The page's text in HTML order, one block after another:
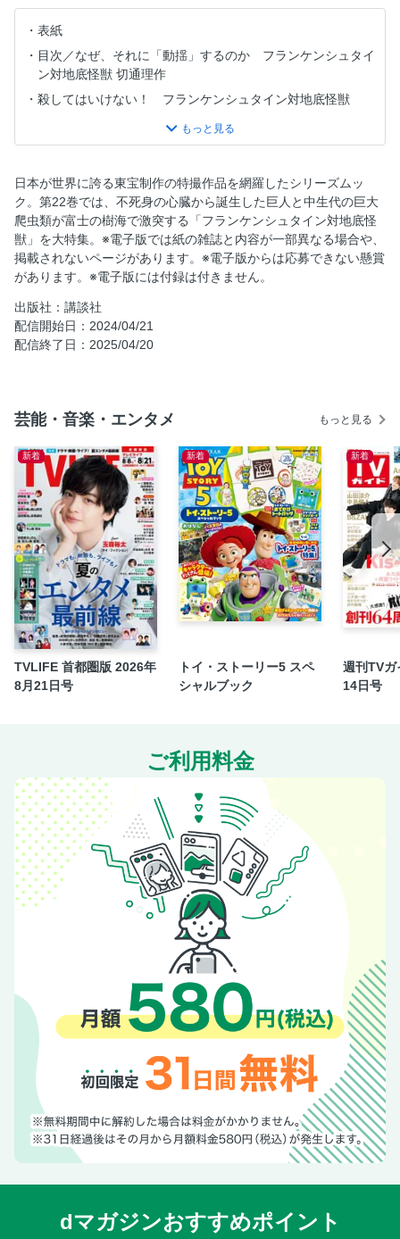
表紙
目次／なぜ、それに「動揺」するのか フランケンシュタイ
ン対地底怪獣 切通理作
殺してはいけない！ フランケンシュタイン対地底怪獣
Process “巨人”と“怪奇”、「怪獣映画」の新たな世界観
Character of the wonder 「死なない心臓」と無垢なる
Character of the wonder 奇跡の存在、太古の爬虫類 地底
怪獣 バラゴン
Character of the wonder 海魔 大ダコ
Witnessing 悲劇から15年 永遠の「平和」と「幸福」を引
き出す
Persons Biography 藤田 進 ──「国策映画」のスタァと
「特撮映画」の指揮官──
映画館でゴジラを観ていた。 第九回 バラゴンの電動プラ
Activity 戦争と平和、２つの時代の科学の成果
Impressive もうひとつのエンディング
HISTORY THEATER 伊福部 昭 音楽世界と劇伴
special G PLAN 外国人俳優 活躍の記〔in 昭和〕
妄想玩具企画室 第22回 「合金怪獣の世界」 野中 剛
フランケンシュタイン対地底怪獣 スタッフリスト
日本が世界に誇る東宝制作の特撮作品を網羅したシリーズムッ
ク。第22巻では、不死身の心臓から誕生した巨人と中生代の巨大
爬虫類が富士の樹海で激突する「フランケンシュタイン対地底怪
獣」を大特集。※電子版では紙の雑誌と内容が一部異なる場合や、
掲載されないページがあります。※電子版からは応募できない懸賞
があります。※電子版には付録は付きません。
出版社：講談社
配信開始日：2024/04/21
配信終了日：2025/04/20
芸能・音楽・エンタメ もっと見る
新着
TVLIFE 首都圏版 2026年
8月21日号
新着
トイ・ストーリー5 スペ
シャルブック
新着
週刊TV
14日号
ご利用料金
dマガジンおすすめポイント